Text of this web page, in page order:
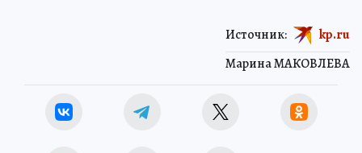
Марина МАКОВЛЕВА
Источник: kp.ru